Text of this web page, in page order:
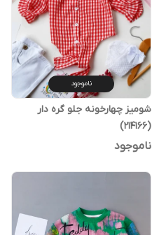
ناموجود
شومیز چهارخونه جلو گره دار
(214166)
ناموجود